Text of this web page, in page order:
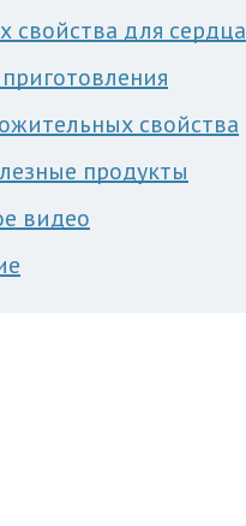
свойства для сердца
свойства
продукты
видео